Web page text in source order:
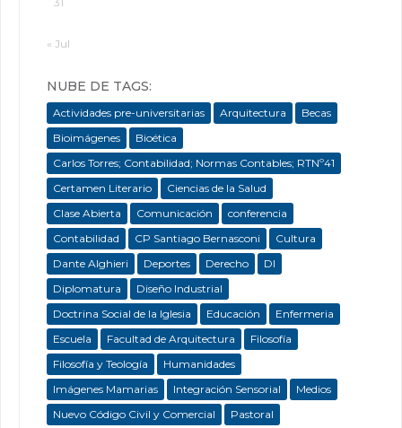
« Jul
NUBE DE TAGS:
Actividades pre-universitarias Arquitectura
Becas
Bioimágenes
Bioética
Carlos Torres; Contabilidad; Normas Contables; RTNº41
Certamen Literario
Ciencias de la Salud
Clase Abierta
Comunicación
conferencia
Contabilidad
CP Santiago Bernasconi
Cultura
Dante Alghieri
Deportes Derecho
DI
Diplomatura
Diseño Industrial
Doctrina Social de la Iglesia
Educación
Enfermeria
Escuela
Facultad de Arquitectura
Filosofía
Filosofía y Teología
Humanidades
Imágenes Mamarias
Integración Sensorial
Medios
Nuevo Código Civil y Comercial
Pastoral